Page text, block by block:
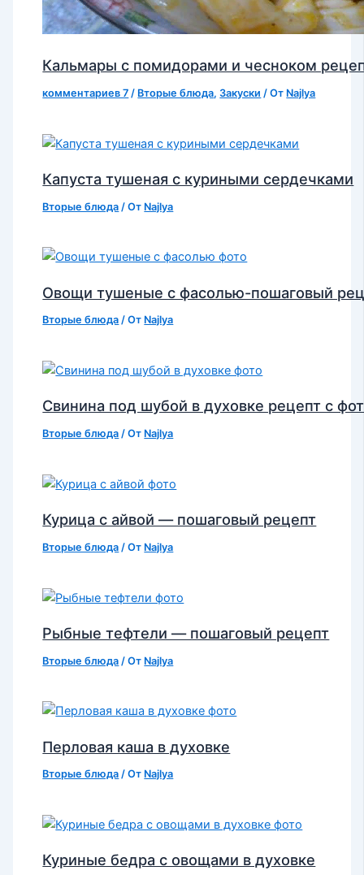
Кальмары с помидорами и чесноком
комментариев 7 / Вторые блюда,Закуски / От Najlya
Капуста тушеная с куриными сердечками
Вторые блюда / От Najlya
Овощи тушеные с фасолью-пошаговый
Вторые блюда / От Najlya
Свинина под шубой в духовке рецепт с
Вторые блюда / От Najlya
Курица с айвой — пошаговый рецепт
Вторые блюда / От Najlya
Рыбные тефтели — пошаговый рецепт
Вторые блюда / От Najlya
Перловая каша в духовке
Вторые блюда / От Najlya
Куриные бедра с овощами в духовке